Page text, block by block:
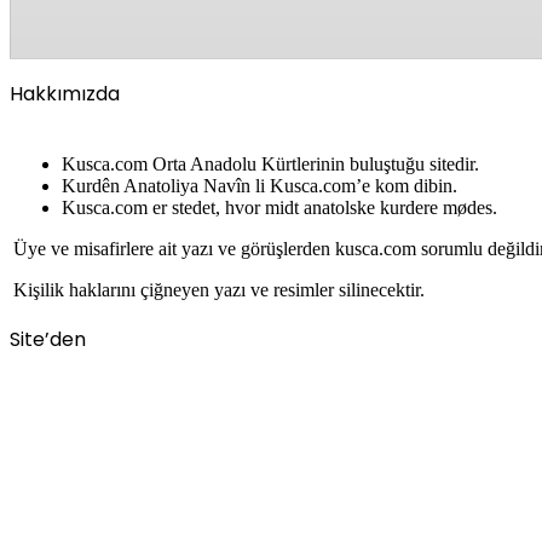
Hakkımızda
Kusca.com Orta Anadolu Kürtlerinin buluştuğu sitedir.
Kurdên Anatoliya Navîn li Kusca.com’e kom dibin.
Kusca.com er stedet, hvor midt anatolske kurdere mødes.
Üye ve misafirlere ait yazı ve görüşlerden kusca.com sorumlu
Kişilik haklarını çiğneyen yazı ve resimler silinecektir.
Site’den